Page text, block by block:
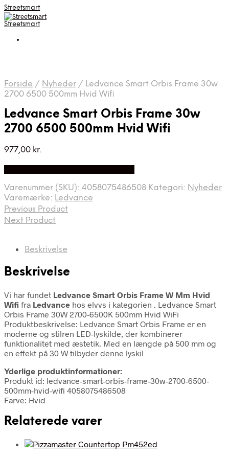
Streetsmart
Streetsmart
Forside / Nyheder / Ledvance Smart Orbis Frame 30w
2700 6500 500mm Hvid Wifi
Ledvance Smart Orbis Frame 30w
2700 6500 500mm Hvid Wifi
977,00 kr.
Varenummer (SKU): 4058075486508 Kategori: Nyheder
Varemærke: Ledvance
Previous Product
Next Product
Beskrivelse
Beskrivelse
Vi har fundet Ledvance Smart Orbis Frame W Mm Hvid
Wifi fra Ledvance hos elvvs i kategorien . Ledvance Smart
Orbis Frame 30W 2700-6500K 500mm Hvid WiFi
Produktbeskrivelse: Ledvance Smart Orbis Frame er en
moderne og stilren LED-lyskilde, der kombinerer
funktionalitet med æstetik. Med en længde på 500 mm og
en effekt på 30 W tilbyder denne lyskil
Yderlige produktinformationer:
Produkt id: ledvance-smart-orbis-frame-30w-2700-6500-
500mm-hvid-wifi 4058075486508
Farve: Hvid
Relaterede varer